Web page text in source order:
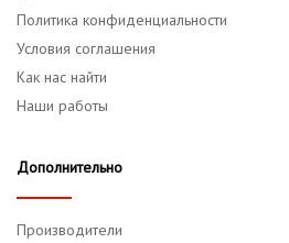
Политика конфиденциальности
Условия соглашения
Как нас найти
Наши работы
Дополнительно
Производители